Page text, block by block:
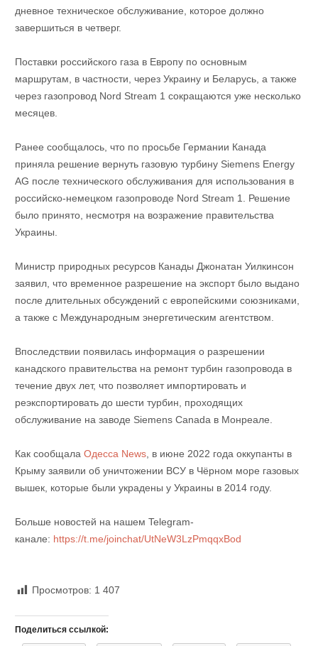
дневное техническое обслуживание, которое должно
завершиться в четверг.
Поставки российского газа в Европу по основным
маршрутам, в частности, через Украину и Беларусь, а также
через газопровод Nord Stream 1 сокращаются уже несколько
месяцев.
Ранее сообщалось, что по просьбе Германии Канада
приняла решение вернуть газовую турбину Siemens Energy
AG после технического обслуживания для использования в
российско-немецком газопроводе Nord Stream 1. Решение
было принято, несмотря на возражение правительства
Украины.
Министр природных ресурсов Канады Джонатан Уилкинсон
заявил, что временное разрешение на экспорт было выдано
после длительных обсуждений с европейскими союзниками,
а также с Международным энергетическим агентством.
Впоследствии появилась информация о разрешении
канадского правительства на ремонт турбин газопровода в
течение двух лет, что позволяет импортировать и
реэкспортировать до шести турбин, проходящих
обслуживание на заводе Siemens Canada в Монреале.
Как сообщала Одесса News, в июне 2022 года оккупанты в
Крыму заявили об уничтожении ВСУ в Чёрном море газовых
вышек, которые были украдены у Украины в 2014 году.
Больше новостей на нашем Telegram-
канале: https://t.me/joinchat/UtNeW3LzPmqqxBod
Просмотров: 1 407
Поделиться ссылкой: